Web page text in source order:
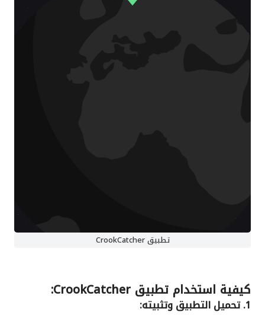
تطبيق CrookCatcher
كيفية استخدام تطبيق CrookCatcher :
1. تحميل التطبيق وتثبيته: